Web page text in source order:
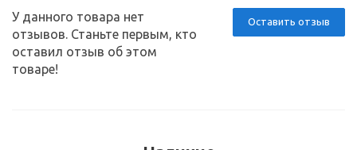
Оставить отзыв
У данного товара нет
отзывов. Станьте первым, кто
оставил отзыв об этом
товаре!